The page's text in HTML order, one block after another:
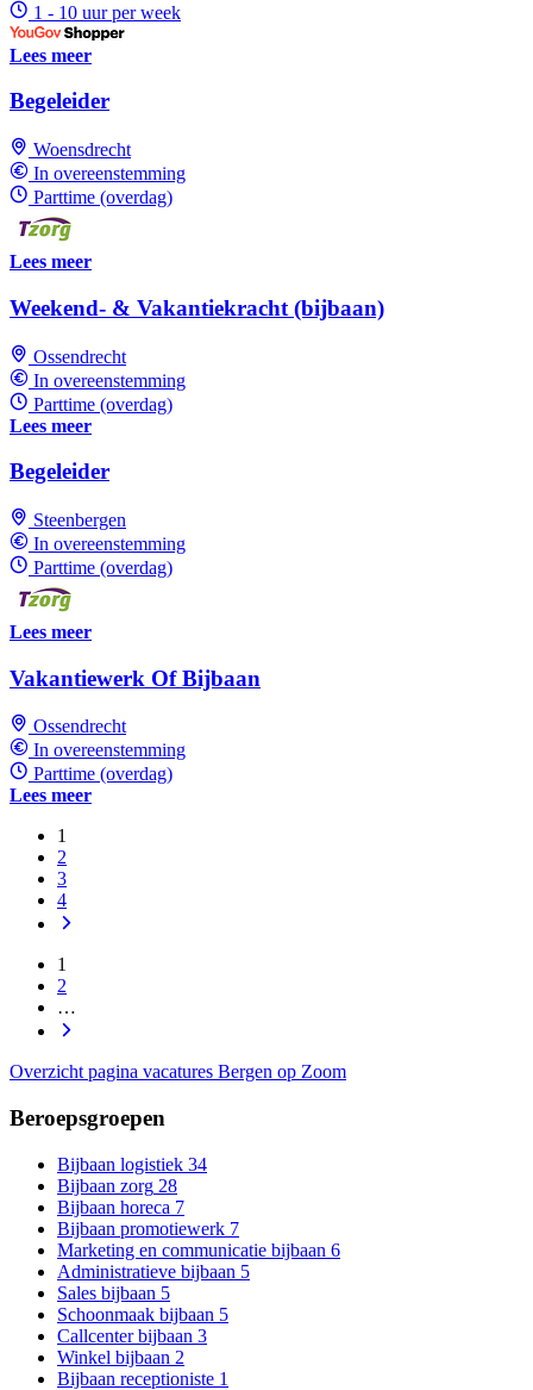
1 - 10 uur per week
Lees meer
Begeleider
Woensdrecht
In overeenstemming
Parttime (overdag)
Lees meer
Weekend- & Vakantiekracht (bijbaan)
Ossendrecht
In overeenstemming
Parttime (overdag)
Lees meer
Begeleider
Steenbergen
In overeenstemming
Parttime (overdag)
Lees meer
Vakantiewerk Of Bijbaan
Ossendrecht
In overeenstemming
Parttime (overdag)
Lees meer
1
2
3
4
1
2
…
Overzicht pagina vacatures Bergen op Zoom
Beroepsgroepen
Bijbaan logistiek 34
Bijbaan zorg 28
Bijbaan horeca 7
Bijbaan promotiewerk 7
Marketing en communicatie bijbaan 6
Administratieve bijbaan 5
Sales bijbaan 5
Schoonmaak bijbaan 5
Callcenter bijbaan 3
Winkel bijbaan 2
Bijbaan receptioniste 1